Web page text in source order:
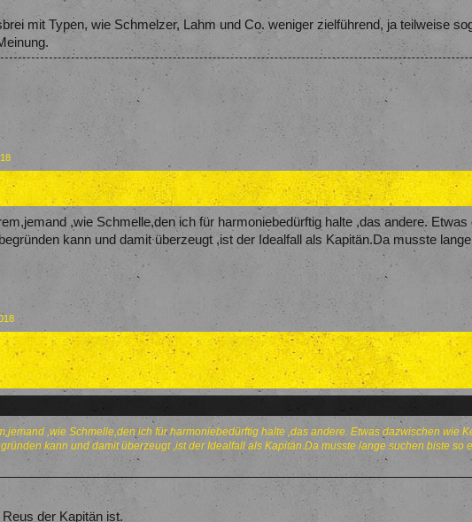
mit Typen, wie Schmelzer, Lahm und Co. weniger zielführend, ja teilweise
,wie Schmelle,den ich für harmoniebedürftig halte ,das andere.
kann und damit überzeugt ,ist der Idealfall als Kapitän.Da musste
,wie Schmelle,den ich für harmoniebedürftig halte ,das andere. Etwas dazwischen wie
kann und damit überzeugt ,ist der Idealfall als Kapitän.Da musste lange suchen biste so
der Kapitän ist.